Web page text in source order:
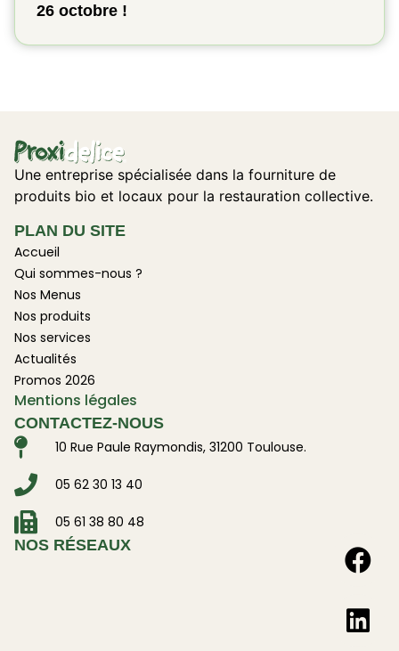
26 octobre !
Une entreprise spécialisée dans la fourniture de
produits bio et locaux pour la restauration collective.
PLAN DU SITE
Accueil
Qui sommes-nous ?
Nos Menus
Nos produits
Nos services
Actualités
Promos 2026
Mentions légales
CONTACTEZ-NOUS
10 Rue Paule Raymondis, 31200 Toulouse.
05 62 30 13 40
05 61 38 80 48
NOS RÉSEAUX